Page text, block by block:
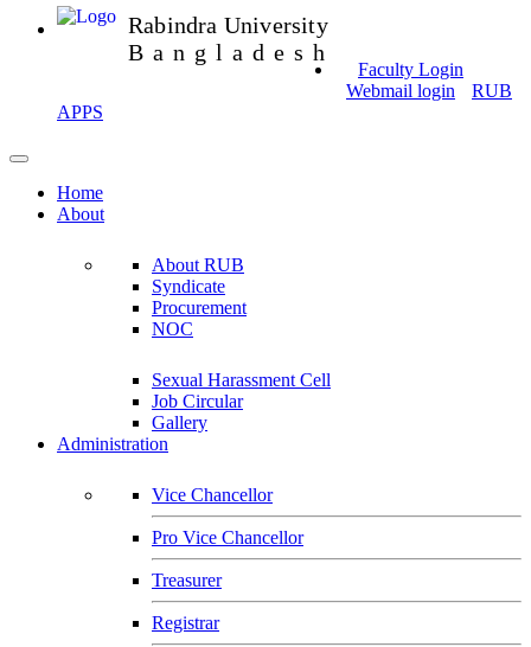
Rabindra University
Bangladesh
Faculty Login
Webmail login
RUB
APPS
Home
About
About RUB
Syndicate
Procurement
NOC
Sexual Harassment Cell
Job Circular
Gallery
Administration
Vice Chancellor
Pro Vice Chancellor
Treasurer
Registrar